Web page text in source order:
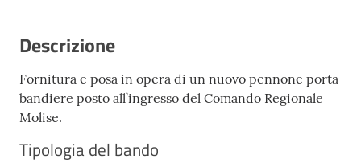
Descrizione
Fornitura e posa in opera di un nuovo pennone porta
bandiere posto all’ingresso del Comando Regionale
Molise.
Tipologia del bando